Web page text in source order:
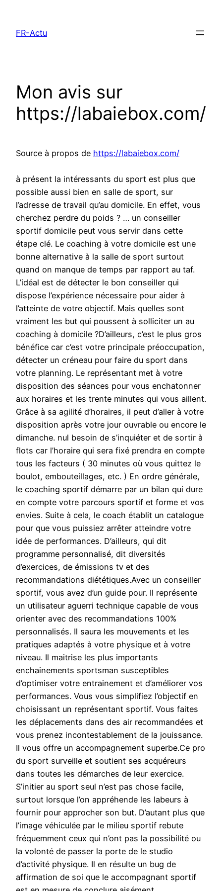
contenu
FR-Actu
Mon avis sur
https://labaiebox.com/
Source à propos de https://labaiebox.com/
à présent la intéressants du sport est plus que
possible aussi bien en salle de sport, sur
l’adresse de travail qu’au domicile. En effet, vous
cherchez perdre du poids ? … un conseiller
sportif domicile peut vous servir dans cette
étape clé. Le coaching à votre domicile est une
bonne alternative à la salle de sport surtout
quand on manque de temps par rapport au taf.
L’idéal est de détecter le bon conseiller qui
dispose l’expérience nécessaire pour aider à
l’atteinte de votre objectif. Mais quelles sont
vraiment les but qui poussent à solliciter un au
coaching à domicile ?D’ailleurs, c’est le plus gros
bénéfice car c’est votre principale préoccupation,
détecter un créneau pour faire du sport dans
votre planning. Le représentant met à votre
disposition des séances pour vous enchatonner
aux horaires et les trente minutes qui vous aillent.
Grâce à sa agilité d’horaires, il peut d’aller à votre
disposition après votre jour ouvrable ou encore le
dimanche. nul besoin de s’inquiéter et de sortir à
flots car l’horaire qui sera fixé prendra en compte
tous les facteurs ( 30 minutes où vous quittez le
boulot, embouteillages, etc. ) En ordre générale,
le coaching sportif démarre par un bilan qui dure
en compte votre parcours sportif et forme et vos
envies. Suite à cela, le coach établit un catalogue
pour que vous puissiez arrêter atteindre votre
idée de performances. D’ailleurs, qui dit
programme personnalisé, dit diversités
d’exercices, de émissions tv et des
recommandations diététiques.Avec un conseiller
sportif, vous avez d’un guide pour. Il représente
un utilisateur aguerri technique capable de vous
orienter avec des recommandations 100%
personnalisés. Il saura les mouvements et les
pratiques adaptés à votre physique et à votre
niveau. Il maitrise les plus importants
enchainements sportsman susceptibles
d’optimiser votre entrainement et d’améliorer vos
performances. Vous vous simplifiez l’objectif en
choisissant un représentant sportif. Vous faites
les déplacements dans des air recommandées et
vous prenez incontestablement de la jouissance.
Il vous offre un accompagnement superbe.Ce pro
du sport surveille et soutient ses acquéreurs
dans toutes les démarches de leur exercice.
S’initier au sport seul n’est pas chose facile,
surtout lorsque l’on appréhende les labeurs à
fournir pour approcher son but. D’autant plus que
l’image véhiculée par le milieu sportif rebute
fréquemment ceux qui n’ont pas la possibilité ou
la volonté de passer la porte de le studio
d’activité physique. Il en résulte un bug de
affirmation de soi que le accompagnant sportif